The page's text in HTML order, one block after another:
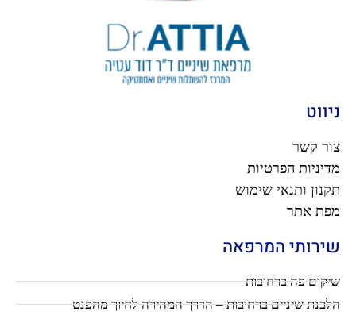
ניווט
צור קשר
מדיניות הפרטיות
תקנון ותנאי שימוש
מפת אתר
שירותי המרפאה
שיקום פה ברחובות
הלבנת שיניים ברחובות – הדרך המהירה לחיוך מהפנט